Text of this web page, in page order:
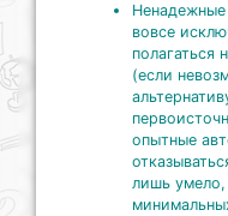
Ненадежные
вовсе
полагаться
(если
опытные
лишь умело,